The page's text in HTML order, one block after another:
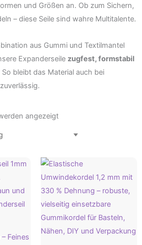
und Größen an. Ob zum Sichern,
– diese Seile sind wahre Multitalente.
aus Gummi und Textilmantel
Expanderseile zugfest, formstabil
So bleibt das Material auch bei
angezeigt
Feines